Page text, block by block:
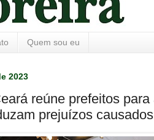
Quem sou eu
2023
reúne prefeitos
prejuízos